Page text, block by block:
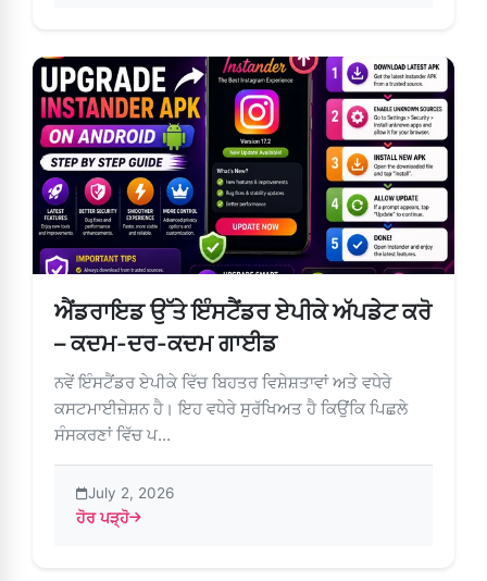
ਐਂਡਰਾਇਡ ਉੱਤੇ ਇੰਸਟੈਂਡਰ ਏਪੀਕੇ ਅੱਪਡੇਟ ਕਰੋ
– ਕਦਮ-ਦਰ-ਕਦਮ ਗਾਈਡ
ਨਵੇਂ ਇੰਸਟੈਂਡਰ ਏਪੀਕੇ ਵਿੱਚ ਬਿਹਤਰ ਵਿਸ਼ੇਸ਼ਤਾਵਾਂ ਅਤੇ ਵਧੇਰੇ
ਕਸਟਮਾਈਜ਼ੇਸ਼ਨ ਹੈ। ਇਹ ਵਧੇਰੇ ਸੁਰੱਖਿਅਤ ਹੈ ਕਿਉਂਕਿ ਪਿਛਲੇ
ਸੰਸਕਰਣਾਂ ਵਿੱਚ ਪ...
July 2, 2026
ਹੋਰ ਪੜ੍ਹੋ
about ਐਂਡਰਾਇਡ ਉੱਤੇ ਇੰਸਟੈਂਡਰ ਏਪੀਕੇ ਅੱਪਡੇਟ ਕਰੋ – ਕਦਮ-ਦਰ-